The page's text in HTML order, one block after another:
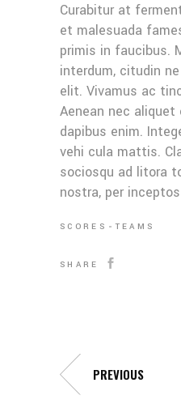
Curabitur at
et malesuada
primis in faucibus.
interdum, citudin
elit. Vivamus ac
Aenean nec aliquet
dapibus enim.
vehi cula mattis.
sociosqu ad litora
nostra, per
SCORES TEAMS
SHARE
PREVIOUS